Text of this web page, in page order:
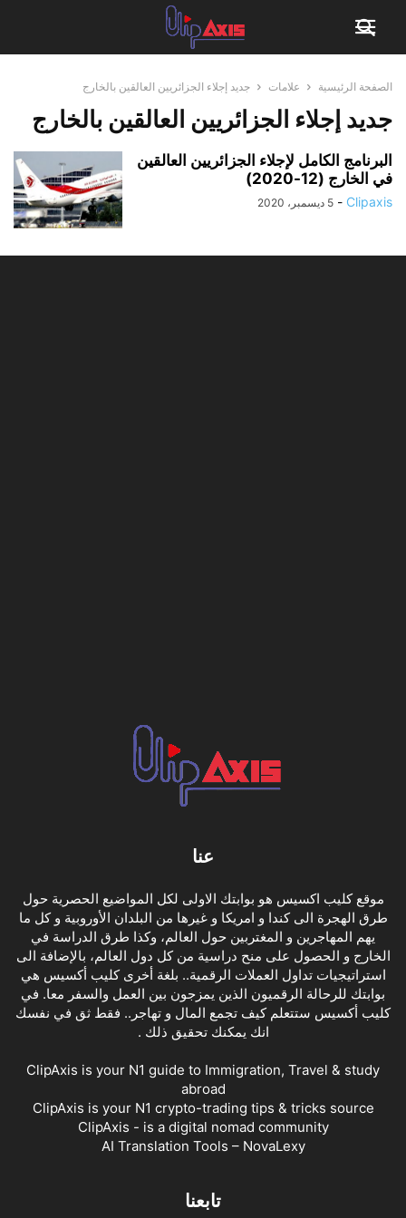
الصفحة الرئيسية علامات جديد إجلاء الجزائريين العالقين بالخارج
جديد إجلاء الجزائريين العالقين بالخارج
البرنامج الكامل لإجلاء الجزائريين العالقين
في الخارج (12-2020)
Clipaxis
- 5 ديسمبر، 2020
عنا
موقع كليب اكسيس هو بوابتك الاولى لكل المواضيع الحصرية حول
طرق الهجرة الى كندا و امريكا و غيرها من البلدان الأوروبية و كل ما
يهم المهاجرين و المغتربين حول العالم، وكذا طرق الدراسة في
الخارج و الحصول على منح دراسية من كل دول العالم، بالإضافة الى
استراتيجيات تداول العملات الرقمية.. بلغة أخرى كليب أكسيس هي
بوابتك للرحالة الرقميون الذين يمزجون بين العمل والسفر معا. في
كليب أكسيس ستتعلم كيف تجمع المال و تهاجر.. فقط ثق في نفسك
انك يمكنك تحقيق ذلك .
ClipAxis is your N1 guide to Immigration, Travel & study
abroad
ClipAxis is your N1 crypto-trading tips & tricks source
ClipAxis - is a digital nomad community
AI Translation Tools – NovaLexy
تابعنا